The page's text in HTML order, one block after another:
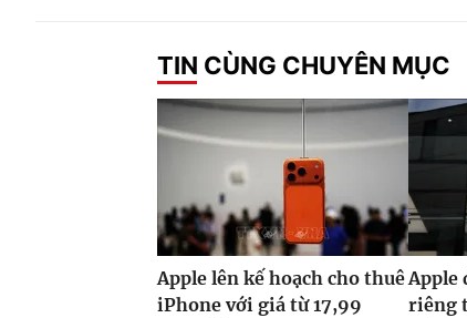
TIN CÙNG CHUYÊN MỤC
Apple lên kế hoạch cho thuê
iPhone với giá từ 17,99
Apple
riêng